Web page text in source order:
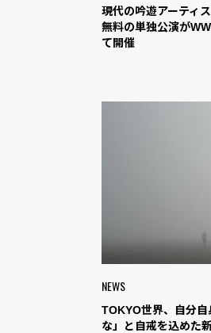
現代の吟遊アーティ
無料の単独公演が
て開催
NEWS
TOKYO世界、自分
な」と自戒を込めた